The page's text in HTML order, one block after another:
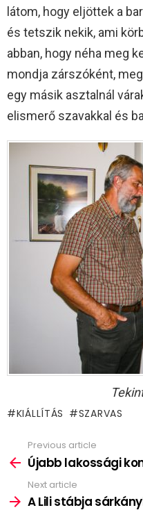
látom, hogy eljöttek a
és tetszik nekik, ami
abban, hogy néha meg
mondja zárszóként,
egy másik asztalnál
elismerő szavakkal és
KIÁLLÍTÁS SZARVAS
more
Previous article
Újabb lakossági
Next article
A Lili stábja